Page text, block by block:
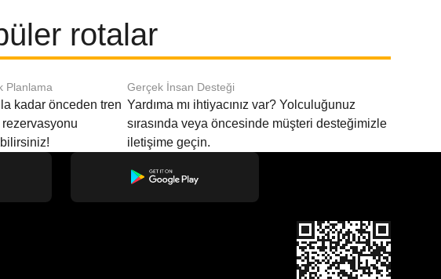
rotalar
Planlama
kadar önceden tren
rezervasyonu
Gerçek İnsan Desteği
Yardıma mı ihtiyacınız var? Yolculuğunuz
sırasında veya öncesinde müşteri desteğimizle
iletişime geçin.